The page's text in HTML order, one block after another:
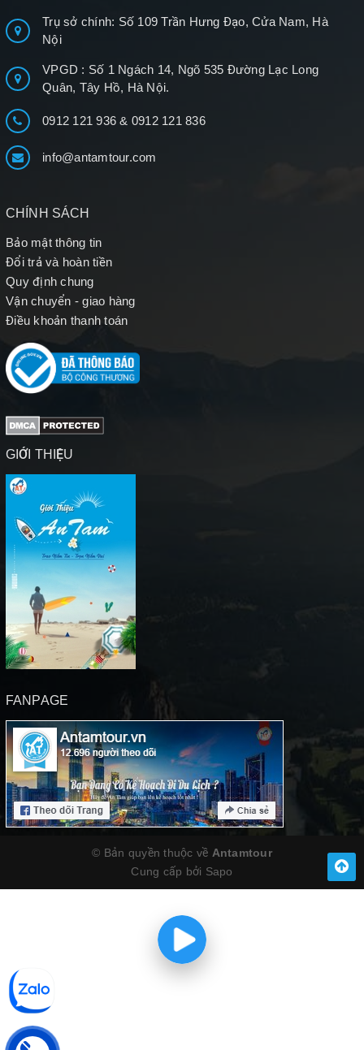
Trụ sở chính: Số 109 Trần Hưng Đạo, Cửa Nam, Hà
Nội
VPGD : Số 1 Ngách 14, Ngõ 535 Đường Lạc Long
Quân, Tây Hồ, Hà Nội.
0912 121 936& 0912 121 836
info@antamtour.com
CHÍNH SÁCH
Bảo mật thông tin
Đổi trả và hoàn tiền
Quy định chung
Vận chuyển - giao hàng
Điều khoản thanh toán
GIỚI THIỆU
FANPAGE
© Bản quyền thuộc về Antamtour
Cung cấp bởi Sapo